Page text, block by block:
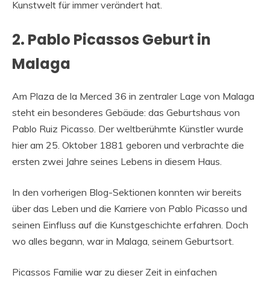
Kunstwelt für immer verändert hat.
2. Pablo Picassos Geburt in
Malaga
Am Plaza de la Merced 36 in zentraler Lage von Malaga
steht ein besonderes Gebäude: das Geburtshaus von
Pablo Ruiz Picasso. Der weltberühmte Künstler wurde
hier am 25. Oktober 1881 geboren und verbrachte die
ersten zwei Jahre seines Lebens in diesem Haus.
In den vorherigen Blog-Sektionen konnten wir bereits
über das Leben und die Karriere von Pablo Picasso und
seinen Einfluss auf die Kunstgeschichte erfahren. Doch
wo alles begann, war in Malaga, seinem Geburtsort.
Picassos Familie war zu dieser Zeit in einfachen